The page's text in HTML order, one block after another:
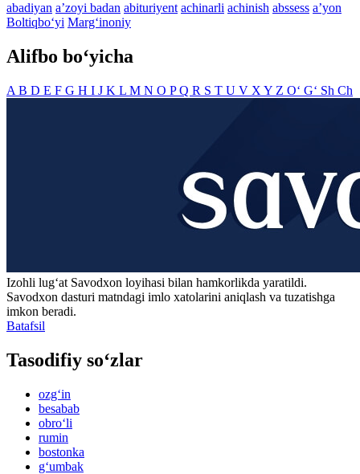
abadiyan aʼzoyi badan abituriyent achinarli achinish abssess aʼyon
Boltiqbo‘yi Marg‘inoniy
Alifbo bo‘yicha
A B D E F G H I J K L M N O PQ R S T U V X Y Z O‘ G‘ Sh Ch
Izohli lugʻat Savodxon loyihasi bilan hamkorlikda yaratildi.
Savodxon dasturi matndagi imlo xatolarini aniqlash va tuzatishga
imkon beradi.
Batafsil
Tasodifiy so‘zlar
ozg‘in
besabab
obro‘li
rumin
bostonka
g‘umbak